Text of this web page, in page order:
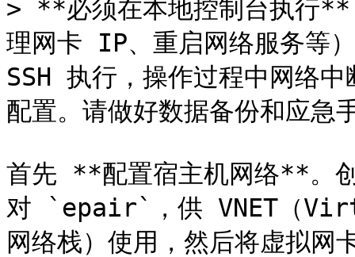
> **必须在本地控制台执行**
理网卡 IP、重启网络服务等
SSH 执行，操作过程中网络
配置。请做好数据备份和应急
首先 **配置宿主机网络**
对 `epair`，供 VNET（
网络栈）使用，然后将虚拟